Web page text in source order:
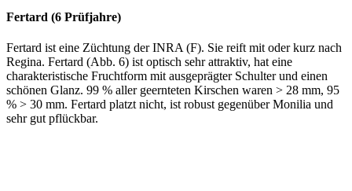
Fertard (6 Prüfjahre)
Fertard ist eine Züchtung der INRA (F). Sie reift mit oder kurz nach
Regina. Fertard (Abb. 6) ist optisch sehr attraktiv, hat eine
charakteristische Fruchtform mit ausgeprägter Schulter und einen
schönen Glanz. 99 % aller geernteten Kirschen waren > 28 mm, 95
% > 30 mm. Fertard platzt nicht, ist robust gegenüber Monilia und
sehr gut pflückbar.